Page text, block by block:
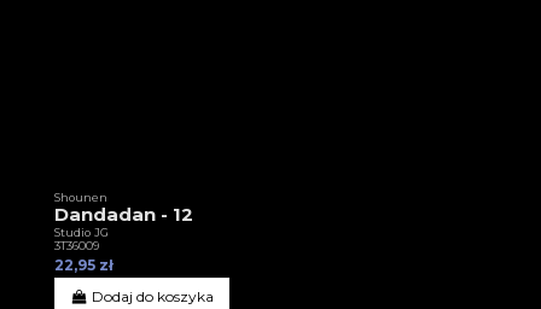
Shounen
Dandadan - 12
Studio JG
3T36009
22,95 zł
Dodaj do koszyka